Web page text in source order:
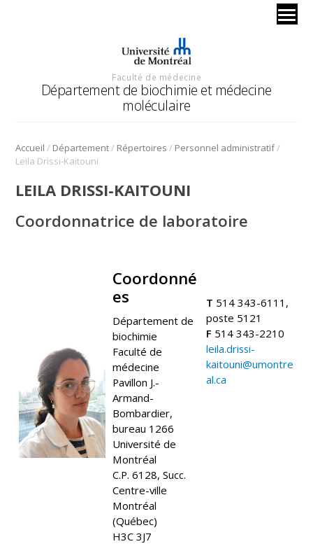
Faculté de médecine
Département de biochimie et médecine
moléculaire
Accueil / Département/ Répertoires / Personnel administratif/
Leila Drissi-Kaitouni
LEILA DRISSI-KAITOUNI
Coordonnatrice de laboratoire
Coordonné
es
Département de
biochimie
Faculté de
médecine
Pavillon J.-
Armand-
Bombardier,
bureau 1266
Université de
Montréal
C.P. 6128, Succ.
Centre-ville
Montréal
(Québec)
H3C 3J7
T 514 343-6111,
poste 5121
F 514 343-2210
leila.drissi-
kaitouni@umontre
al.ca